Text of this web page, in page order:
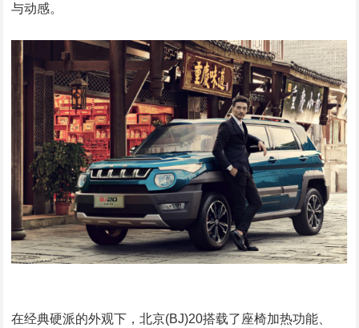
与动感。
在经典硬派的外观下，北京(BJ)20搭载了座椅加热功能、